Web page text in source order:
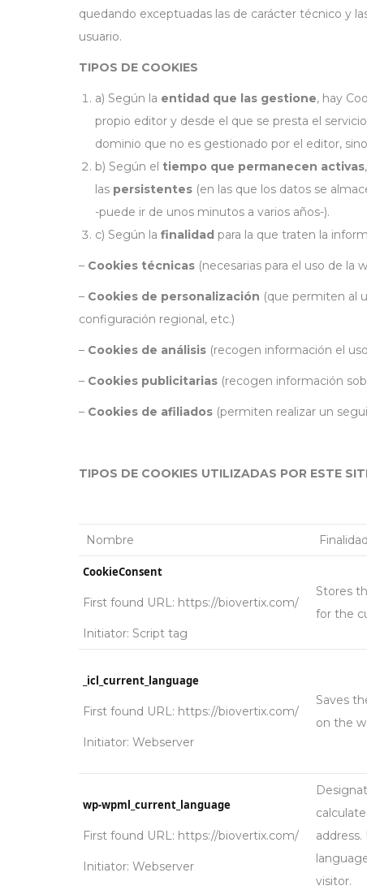
quedando exceptuadas las de carácter técnico y
usuario.
TIPOS DE COOKIES
a) Según la entidad que las gestione, hay
propio editor y desde el que se presta el
dominio que no es gestionado por el editor,
b) Según el tiempo que permanecen activas
las persistentes (en las que los datos se
-puede ir de unos minutos a varios años-).
c) Según la finalidad para la que traten la
– Cookies técnicas (necesarias para el uso de la
– Cookies de personalización (que permiten al
configuración regional, etc.)
– Cookies de análisis (recogen información el
– Cookies publicitarias (recogen información
– Cookies de afiliados (permiten realizar un
TIPOS DE COOKIES UTILIZADAS POR ESTE
Nombre Finalidad
CookieConsent
First found URL: https://biovertix.com/
Initiator: Script tag
Stores
for the
_icl_current_language
First found URL: https://biovertix.com/
Initiator: Webserver
Saves
on the
wp-wpml_current_language
First found URL: https://biovertix.com/
Initiator: Webserver
visitor.